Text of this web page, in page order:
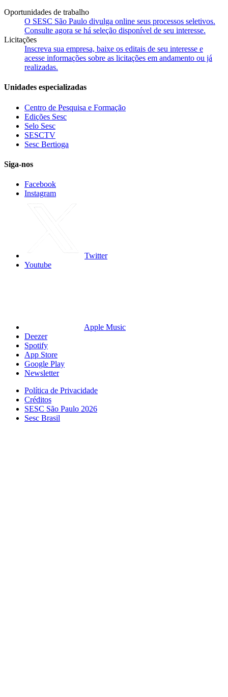
Oportunidades de trabalho
O SESC São Paulo divulga online seus processos seletivos.
Consulte agora se há seleção disponível de seu interesse.
Licitações
Inscreva sua empresa, baixe os editais de seu interesse e
acesse informações sobre as licitações em andamento ou já
realizadas.
Unidades especializadas
Centro de Pesquisa e Formação
Edições Sesc
Selo Sesc
SESCTV
Sesc Bertioga
Siga-nos
Facebook
Instagram
Twitter
Youtube
Apple Music
Deezer
Spotify
App Store
Google Play
Newsletter
Política de Privacidade
Créditos
SESC São Paulo 2026
Sesc Brasil